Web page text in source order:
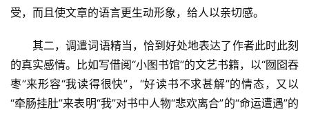
娱
乐
登录 注册
受，而且使文章的语言更生动形象，给人以亲切感。
其二，调遣词语精当，恰到好处地表达了作者此时此刻
的真实感情。比如写借阅“小图书馆”的文艺书籍，以“囫囵吞
枣”来形容“我读得很快”，“好读书不求甚解”的情态，又以
“牵肠挂肚”来表明“我”对书中人物“悲欢离合”的“命运遭遇”的